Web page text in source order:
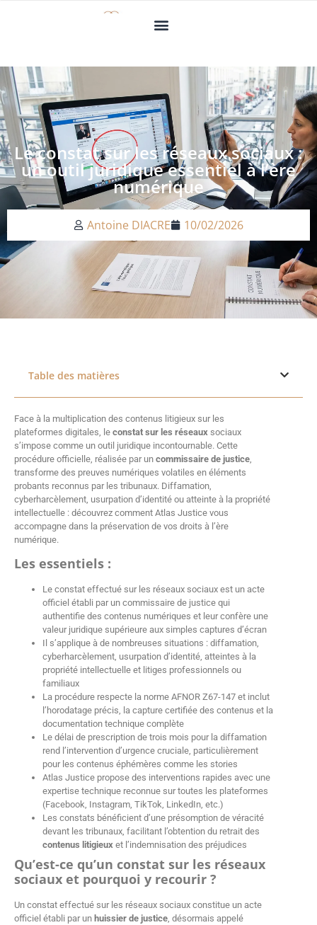
Le constat sur les réseaux sociaux :
un outil juridique essentiel à l’ère
numérique
Antoine DIACRE 10/02/2026
Table des matières
Face à la multiplication des contenus litigieux sur les
plateformes digitales, le constat sur les réseaux sociaux
s’impose comme un outil juridique incontournable. Cette
procédure officielle, réalisée par un commissaire de justice
transforme des preuves numériques volatiles en éléments
probants reconnus par les tribunaux. Diffamation,
cyberharcèlement, usurpation d’identité ou atteinte à la propriété
intellectuelle : découvrez comment Atlas Justice vous
accompagne dans la préservation de vos droits à l’ère
numérique.
Les essentiels :
Le constat effectué sur les réseaux sociaux est un acte
officiel établi par un commissaire de justice qui
authentifie des contenus numériques et leur confère une
valeur juridique supérieure aux simples captures d’écran
Il s’applique à de nombreuses situations : diffamation,
cyberharcèlement, usurpation d’identité, atteintes à la
propriété intellectuelle et litiges professionnels ou
familiaux
La procédure respecte la norme AFNOR Z67-147 et inclut
l’horodatage précis, la capture certifiée des contenus et la
documentation technique complète
Le délai de prescription de trois mois pour la diffamation
rend l’intervention d’urgence cruciale, particulièrement
pour les contenus éphémères comme les stories
Atlas Justice propose des interventions rapides avec une
expertise technique reconnue sur toutes les plateformes
(Facebook, Instagram, TikTok, LinkedIn, etc.)
Les constats bénéficient d’une présomption de véracité
devant les tribunaux, facilitant l’obtention du retrait des
contenus litigieux et l’indemnisation des préjudices
Qu’est-ce qu’un constat sur les réseaux
sociaux et pourquoi y recourir ?
Un constat effectué sur les réseaux sociaux constitue un acte
officiel établi par un huissier de justice, désormais appelé